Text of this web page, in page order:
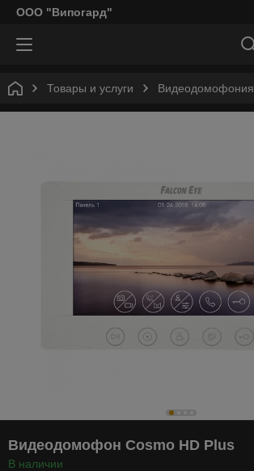
ООО "Випогард"
Товары и услуги Видеодомофония
Видеодомофон Cosmo HD Plus
В наличии